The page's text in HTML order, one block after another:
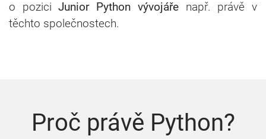
o poziciJunior Python vývojářenapř. právě v
těchto společnostech.
Proč právě Python?